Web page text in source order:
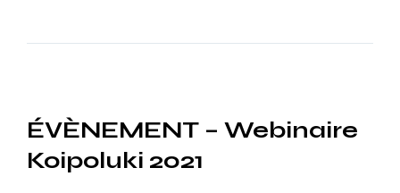
ÉVÈNEMENT – Webinaire
Koipoluki 2021